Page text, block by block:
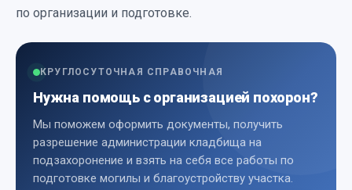
по организации и подготовке.
КРУГЛОСУТОЧНАЯ СПРАВОЧНАЯ
Нужна помощь с организацией похорон?
Мы поможем оформить документы, получить
разрешение администрации кладбища на
подзахоронение и взять на себя все работы по
подготовке могилы и благоустройству участка.